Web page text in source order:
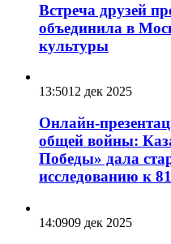
Встреча друзей
объединила в
культуры
13:5012 дек 2025
Онлайн-
общей войны:
Победы» дала
исследованию к
14:0909 дек 2025